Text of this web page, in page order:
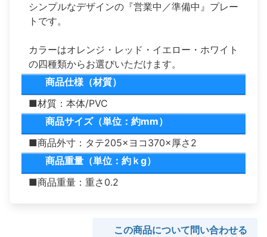
シンプルなデザインの『営業中／準備中』プレー
トです。
カラーはオレンジ・レッド・イエロー・ホワイト
の四種類からお選びいただけます。
商品仕様（材質）
■材質：本体/PVC
商品サイズ（単位：約mm）
■商品外寸：タテ205×ヨコ370×厚さ2
商品重量（単位：約ｋg）
■商品重量：重さ0.2
この商品について問い合わせる